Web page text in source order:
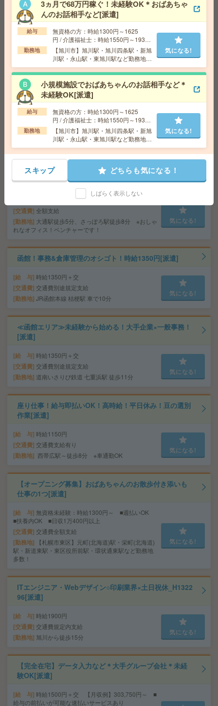
[派遣]
給 与 時給1400円
交通費 交通費支給
勤務地 北海道 札幌市中央区 「さっぽろ駅」 徒歩 2
分,「札幌駅」 徒歩 5分
気になる!
【50代～60代活躍】経験を活かす落着いた職場*補助金支
援＊事務[派遣]
給 与 時給1300円＋交
交通費支給有
勤務地 札幌市営南北線 さっぽろ駅 徒歩10分/札幌市
営東西線 西11丁目駅 徒歩11分
気になる!
【10月開始】在宅あり！長期！WEBデザイナー！残業少
なめ[派遣]
時給1300円 月収例 208,000円+残業代
交通費 全額支給
勤務地 大通駅徒歩5分、さっぽろ駅徒歩8分 ※おしゃ
れなオフィス！ベンチャーです！
気になる!
函館！事務&倉庫管理のオシゴト！時給1350円[派遣]
給 与 時給1350円＋交
交通費 交通費別途規定支給
勤務地 JR函館本線 桔梗駅 車で10分
気になる!
≪函館エリア≫未経験から始める！大手企業×一般事務！
[派遣]
給 与 時給1350円＋交
交通費 交通費別途規定支給
勤務地 道南いさりび鉄道 七重浜駅 徒歩11分
気になる!
座り仕事！給与即払いOK！高時給！平日休み！豆の選別
作業[派遣]
給 与 時給1150円
交通費 交通費支給有り
勤務地 西帯広駅～徒歩8分 ※車通勤OK
気になる!
【オープニング募集】おばあちゃんのお散歩付き添いも
仕事の1つ[派遣]
給 与 無資格未経験：時給1300円～ ■週払いOK
■扶養内OK ■日収1万400円以上
交通費 交通費全額支給
勤務地
【札幌市東区】元町(北海道)駅・栄町(北海道)
駅・新道東駅・東区役所前駅・環状通東駅など勤務地
多数！
気になる!
ITエンジニア・Webデザイン○印刷業界×土日祝休_H1322
96[派遣]
給 与 時給1900円
交通費 交通費規定内支給
勤務地 旭川から徒歩15分
気になる!
【完全在宅】データ入力など＊大手グループ会社＊未経
験OK[派遣]
給 与 時給1500円＋交 【月収例】303,750円～ ■
給与の前払いが可能な速払いサービスあり
3ヵ月で68万円稼ぐ！未経験OK＊おばあちゃ
んのお話相手など[派遣]
給与
無資格の方：時給1300円～1625
円 / 介護福祉士：時給1550円～1937
円 / 初任者以上：時給1450円～1812
円
勤務地
【旭川市】旭川駅・旭川四条駅・新旭
川駅・永山駅・東旭川駅など勤務地多
数！
気になる!
小規模施設でおばあちゃんのお話相手など＊
未経験OK[派遣]
給与
無資格の方：時給1300円～1625
円 / 介護福祉士：時給1550円～1937
円 / 初任者以上：時給1450円～1812
円
勤務地
【旭川市】旭川駅・旭川四条駅・新旭
川駅・永山駅・東旭川駅など勤務地多
数！
気になる!
スキップ どちらも気になる！
しばらく表示しない